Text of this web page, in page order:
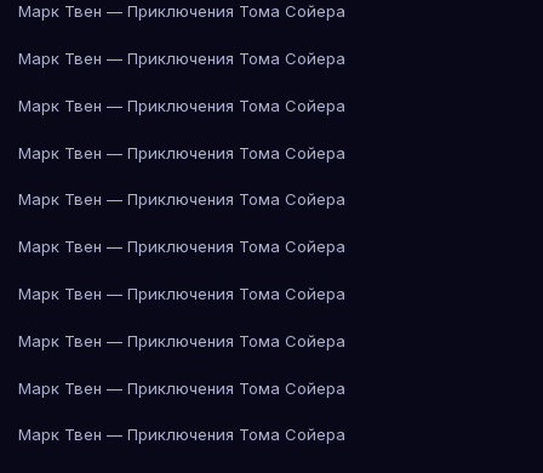
Марк Твен — Приключения Тома Сойера
Марк Твен — Приключения Тома Сойера
Марк Твен — Приключения Тома Сойера
Марк Твен — Приключения Тома Сойера
Марк Твен — Приключения Тома Сойера
Марк Твен — Приключения Тома Сойера
Марк Твен — Приключения Тома Сойера
Марк Твен — Приключения Тома Сойера
Марк Твен — Приключения Тома Сойера
Марк Твен — Приключения Тома Сойера